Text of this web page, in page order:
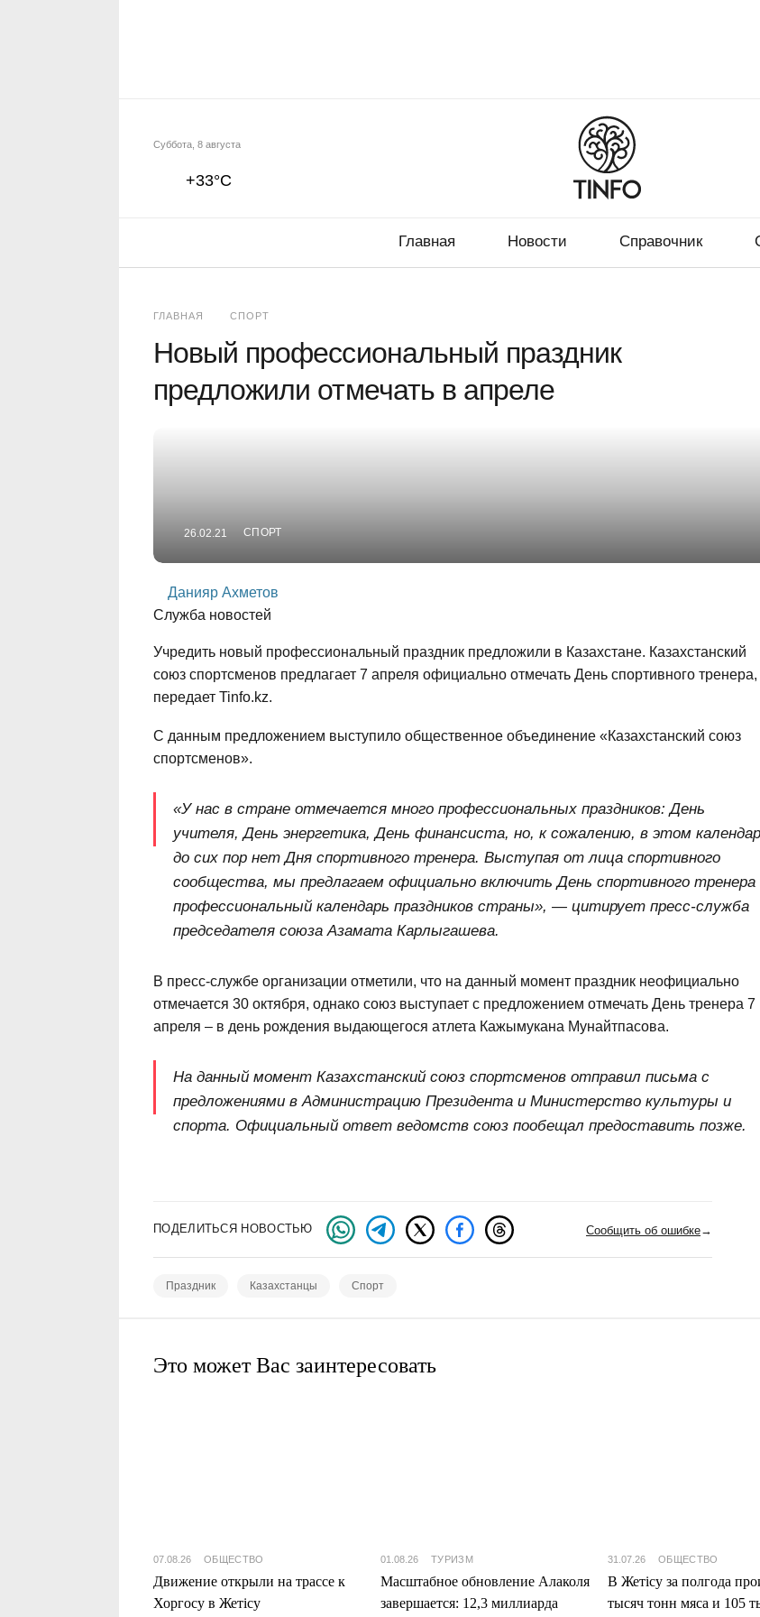
Главная Новости Справочник
+33°C
Суббота, 8 августа
ГЛАВНАЯ СПОРТ
Новый профессиональный праздник
предложили отмечать в апреле
26.02.21 СПОРТ
Данияр Ахметов
Служба новостей
Учредить новый профессиональный праздник предложили в Казахстане. Казахстанский
союз спортсменов предлагает 7 апреля официально отмечать День спортивного тренера,
передает Tinfo.kz.
С данным предложением выступило общественное объединение «Казахстанский союз
спортсменов».
«У нас в стране отмечается много профессиональных праздников: День
учителя, День энергетика, День финансиста, но, к сожалению, в этом
до сих пор нет Дня спортивного тренера. Выступая от лица спортивного
сообщества, мы предлагаем официально включить День спортивного тренера
профессиональный календарь праздников страны», — цитирует пресс-служба
председателя союза Азамата Карлыгашева.
В пресс-службе организации отметили, что на данный момент праздник неофициально
отмечается 30 октября, однако союз выступает с предложением отмечать День тренера 7
апреля – в день рождения выдающегося атлета Кажымукана Мунайтпасова.
На данный момент Казахстанский союз спортсменов отправил письма с
предложениями в Администрацию Президента и Министерство культуры и
спорта. Официальный ответ ведомств союз пообещал предоставить позже.
ПОДЕЛИТЬСЯ НОВОСТЬЮ Сообщить об ошибке→
Праздник Казахстанцы Спорт
Это может Вас заинтересовать
07.08.26 ОБЩЕСТВО
Движение открыли на трассе к
Хоргосу в Жетісу
01.08.26 ТУРИЗМ
Масштабное обновление Алаколя
завершается: 12,3 миллиарда
31.07.26 ОБЩЕСТВО
В Жетісу за полгода
тысяч тонн мяса и 105